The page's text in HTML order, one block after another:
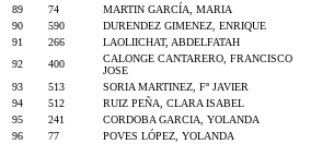
89
74 MARTIN GARCÍA, MARIA
90
590 DURENDEZ GIMENEZ, ENRIQUE
91
266 LAOLIICHAT, ABDELFATAH
92
400
CALONGE CANTARERO, FRANCISCO
JOSE
93
513 SORIA MARTINEZ, Fº JAVIER
94
512 RUIZ PEÑA, CLARA ISABEL
95
241 CORDOBA GARCIA, YOLANDA
96
77 POVES LÓPEZ, YOLANDA